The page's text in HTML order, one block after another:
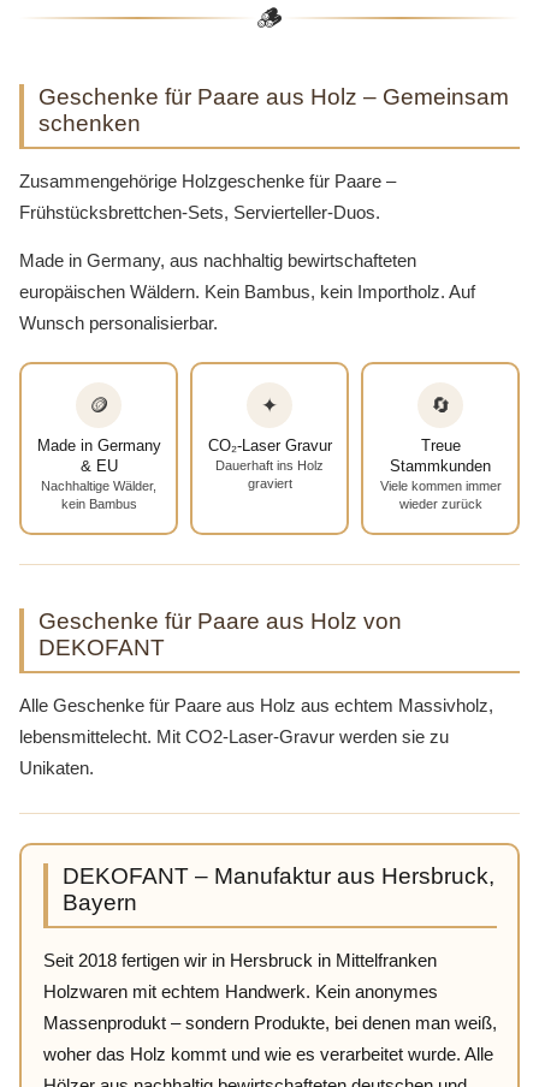
🪵
Geschenke für Paare aus Holz – Gemeinsam
schenken
Zusammengehörige Holzgeschenke für Paare –
Frühstücksbrettchen-Sets, Servierteller-Duos.
Made in Germany, aus nachhaltig bewirtschafteten
europäischen Wäldern. Kein Bambus, kein Importholz. Auf
Wunsch personalisierbar.
🪙
Made in Germany
& EU
Nachhaltige Wälder,
kein Bambus
✦
CO₂-Laser Gravur
Dauerhaft ins Holz
graviert
🔄
Treue
Stammkunden
Viele kommen immer
wieder zurück
Geschenke für Paare aus Holz von
DEKOFANT
Alle Geschenke für Paare aus Holz aus echtem Massivholz,
lebensmittelecht. Mit CO2-Laser-Gravur werden sie zu
Unikaten.
DEKOFANT – Manufaktur aus Hersbruck,
Bayern
Seit 2018 fertigen wir in Hersbruck in Mittelfranken
Holzwaren mit echtem Handwerk. Kein anonymes
Massenprodukt – sondern Produkte, bei denen man weiß,
woher das Holz kommt und wie es verarbeitet wurde. Alle